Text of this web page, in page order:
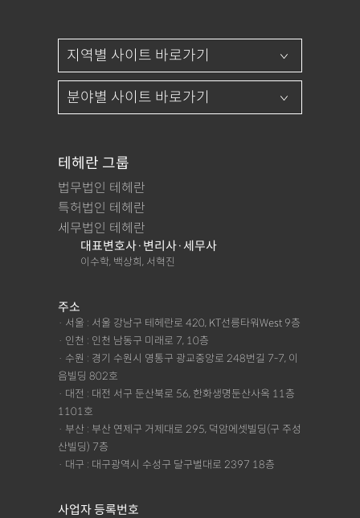
테헤란 그룹
법무법인 테헤란
특허법인 테헤란
세무법인 테헤란
대표변호사·변리사·세무사
이수학, 백상희, 서혁진
주소
· 서울 : 서울 강남구 테헤란로 420, KT선릉타워West 9층
· 인천 : 인천 남동구 미래로 7, 10층
· 수원 : 경기 수원시 영통구 광교중앙로 248번길 7-7, 이
음빌딩 802호
· 대전 : 대전 서구 둔산북로 56, 한화생명둔산사옥 11층
1101호
· 부산 : 부산 연제구 거제대로 295, 덕암에셋빌딩(구 주성
산빌딩) 7층
· 대구 : 대구광역시 수성구 달구벌대로 2397 18층
사업자 등록번호